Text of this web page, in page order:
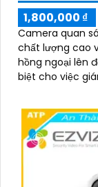
1,800,000 ₫
Camera quan
chất lượng cao
hồng ngoại lên đến 30m. Camera
biệt cho việc